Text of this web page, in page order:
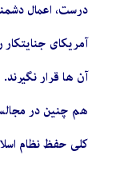
درست، اعمال
آمریکای
آن ها قرار نگیرند.
هم چنین در
کلی حفظ نظام